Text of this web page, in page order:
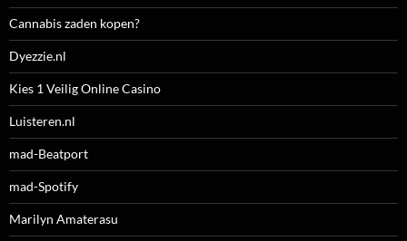
Cannabis zaden kopen?
Dyezzie.nl
Kies 1 Veilig Online Casino
Luisteren.nl
mad-Beatport
mad-Spotify
Marilyn Amaterasu